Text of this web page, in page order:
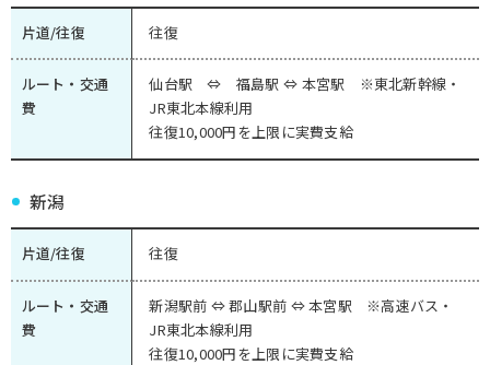
片道/往復 往復
ルート・交通
費
仙台駅 ⇔ 福島駅 ⇔ 本宮駅 ※東北新幹線・
JR東北本線利用
往復10,000円を上限に実費支給
新潟
片道/往復 往復
ルート・交通
費
新潟駅前 ⇔ 郡山駅前 ⇔ 本宮駅 ※高速バス・
JR東北本線利用
往復10,000円を上限に実費支給